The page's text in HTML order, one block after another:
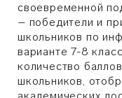
своевременной
– победители и
школьников по
варианте 7-8
количество
школьников,